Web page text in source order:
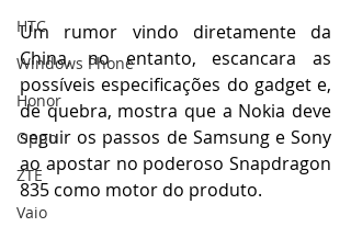
HTC
Windows Phone
Honor
Oppo
ZTE
Vaio
Um rumor vindo diretamente da
China, no entanto, escancara as
possíveis especificações do gadget e,
de quebra, mostra que a Nokia deve
seguir os passos de Samsung e Sony
ao apostar no poderoso Snapdragon
835 como motor do produto.